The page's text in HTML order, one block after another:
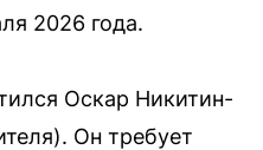
2026 года.
Оскар Никитин-
Он требует